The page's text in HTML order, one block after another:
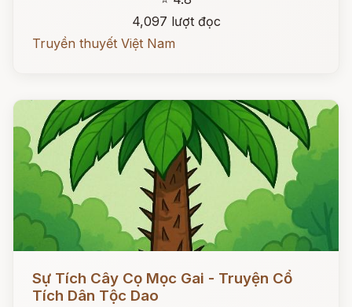
4,097 lượt đọc
Truyền thuyết Việt Nam
Sự Tích Cây Cọ Mọc Gai - Truyện Cổ
Tích Dân Tộc Dao